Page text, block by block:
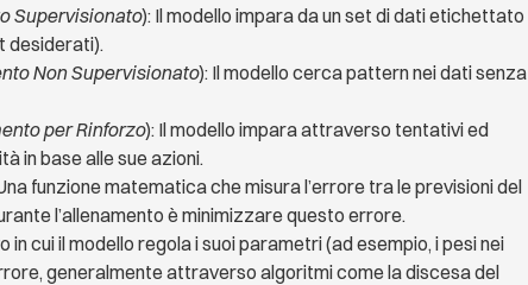
Supervisionato): Il modello impara da un set di dati etichettato
desiderati).
Non Supervisionato): Il modello cerca pattern nei dati senza
per Rinforzo): Il modello impara attraverso tentativi ed
in base alle sue azioni.
funzione matematica che misura l’errore tra le previsioni del
l’allenamento è minimizzare questo errore.
in cui il modello regola i suoi parametri (ad esempio, i pesi nei
generalmente attraverso algoritmi come la discesa del